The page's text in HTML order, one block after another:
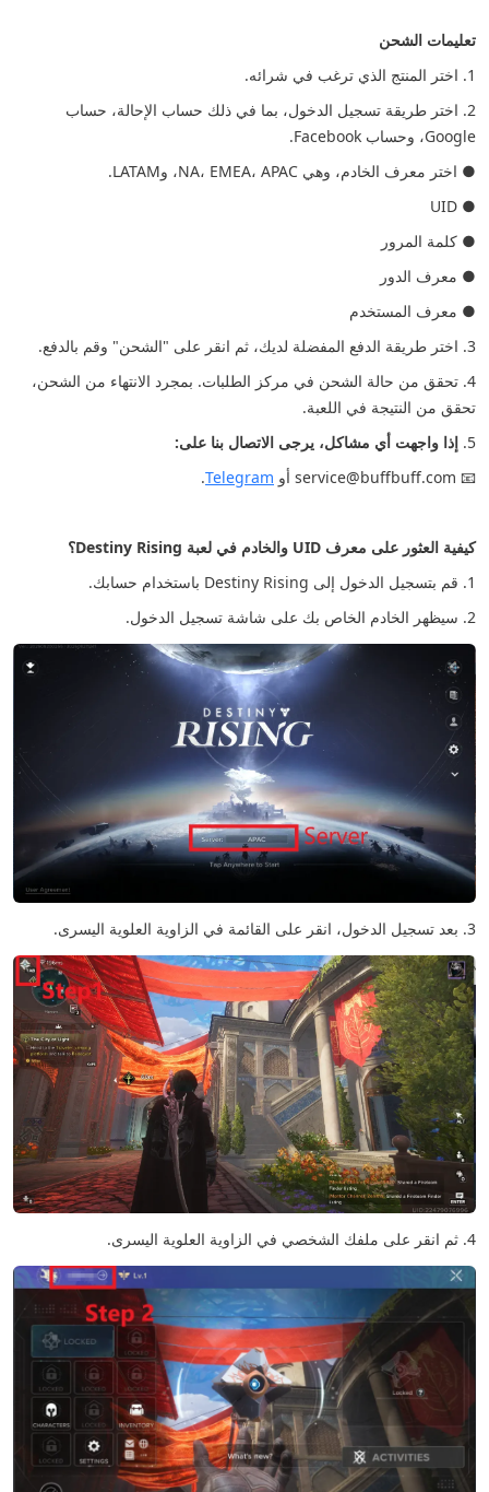
تعليمات الشحن
1. اختر المنتج الذي ترغب في شرائه.
2. اختر طريقة تسجيل الدخول، بما في ذلك حساب الإحالة، حساب
Google، وحساب Facebook.
● اختر معرف الخادم، وهي NA، EMEA، APAC، وLATAM.
● UID
● كلمة المرور
● معرف الدور
● معرف المستخدم
3. اختر طريقة الدفع المفضلة لديك، ثم انقر على "الشحن" وقم بالدفع.
4. تحقق من حالة الشحن في مركز الطلبات. بمجرد الانتهاء من الشحن،
تحقق من النتيجة في اللعبة.
5. إذا واجهت أي مشاكل، يرجى الاتصال بنا على:
📧 service@buffbuff.com أو
Telegram
.
كيفية العثور على معرف UID والخادم في لعبة Destiny Rising؟
1. قم بتسجيل الدخول إلى Destiny Rising باستخدام حسابك.
2. سيظهر الخادم الخاص بك على شاشة تسجيل الدخول.
3. بعد تسجيل الدخول، انقر على القائمة في الزاوية العلوية اليسرى.
4. ثم انقر على ملفك الشخصي في الزاوية العلوية اليسرى.